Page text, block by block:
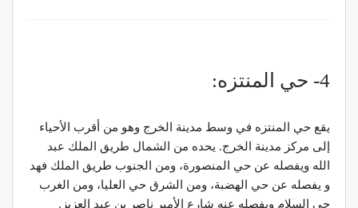
4- حي المنتزه:
يقع حي المنتزه في وسط مدينة الخرج وهو من أقرب الأحياء
إلى مركز مدينة الخرج. يحده من الشمال طريق الملك عبد
الله ويفصله عن حي المنصورة، ومن الجنوب طريق الملك فهد
و يفصله عن حي الهضبة، ومن الشرق حي العليا، ومن الغرب
حي السلام ويفصله عنه شارع الأمير ناصر بن عبد العزيز.